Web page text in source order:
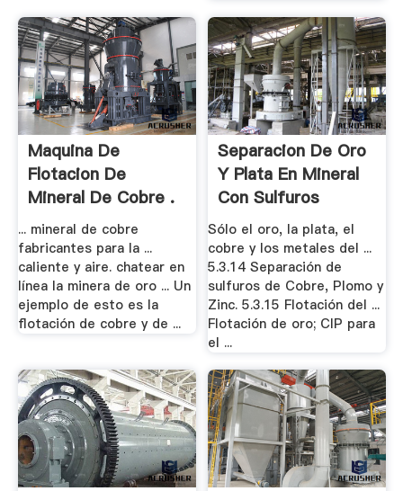
Maquina De
Flotacion De
Mineral De Cobre .
... mineral de cobre
fabricantes para la ...
caliente y aire. chatear en
línea la minera de oro ... Un
ejemplo de esto es la
flotación de cobre y de ...
Separacion De Oro
Y Plata En Mineral
Con Sulfuros
Sólo el oro, la plata, el
cobre y los metales del ...
5.3.14 Separación de
sulfuros de Cobre, Plomo y
Zinc. 5.3.15 Flotación del ...
Flotación de oro; CIP para
el ...